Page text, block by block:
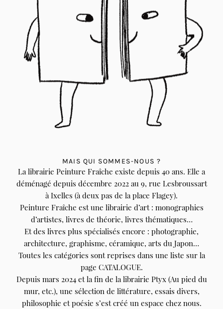
MAIS QUI SOMMES-NOUS ?
La librairie Peinture Fraîche existe depuis 40 ans. Elle a
déménagé depuis décembre 2022 au 9, rue Lesbroussart
à Ixelles (à deux pas de la place Flagey).
Peinture Fraîche est une librairie d’art : monographies
d’artistes, livres de théorie, livres thématiques…
Et des livres plus spécialisés encore : photographie,
architecture, graphisme, céramique, arts du Japon…
Toutes les catégories sont reprises dans une liste sur la
page CATALOGUE.
Depuis mars 2024 et la fin de la librairie Ptyx (Au pied du
mur, etc.), une sélection de littérature, essais divers,
philosophie et poésie s’est créé un espace chez nous.